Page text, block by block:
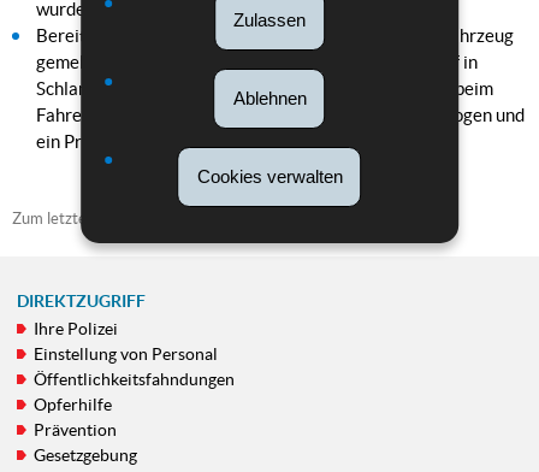
Zulassen
Ablehnen
Cookies verwalten
wurde eingezogen und Protokoll wurde erstellt.
Bereits am 13.11.2021 wurde gegen 19.45 Uhr ein Fahrzeug
gemeldet, welches in der
in Ingeldorf in
Schlangenlinien gesteuert wurde. Da der Alkoholtest beim
Fahrer positiv verlief wurde sein Führerschein eingezogen und
ein Protokoll wurde erstellt.
Zum letzten Mal aktualisiert am
NAVIGATIONSMENÜ
DIREKTZUGRIFF
Ihre Polizei
Einstellung von Personal
Öffentlichkeitsfahndungen
Opferhilfe
Prävention
Gesetzgebung